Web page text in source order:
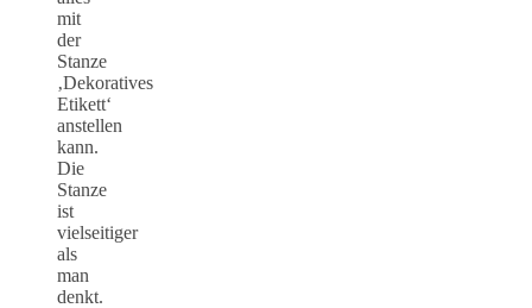
mit
der
Stanze
‚Dekoratives
Etikett‘
anstellen
kann.
Die
Stanze
ist
vielseitiger
als
man
denkt.